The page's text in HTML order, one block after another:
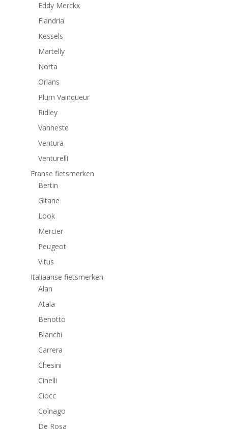
Eddy Merckx
Flandria
Kessels
Martelly
Norta
Orlans
Plum Vainqueur
Ridley
Vanheste
Ventura
Venturelli
Franse fietsmerken
Bertin
Gitane
Look
Mercier
Peugeot
Vitus
Italiaanse fietsmerken
Alan
Atala
Benotto
Bianchi
Carrera
Chesini
Cinelli
Ciöcc
Colnago
De Rosa